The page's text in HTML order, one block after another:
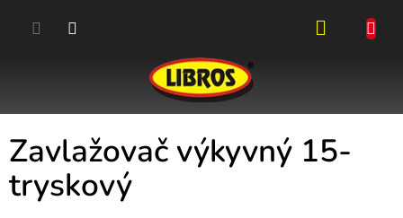
Zavlažovač výkyvný 15-
tryskový